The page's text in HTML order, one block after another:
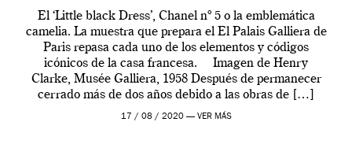
El ‘Little black Dress’, Chanel nº 5 o la emblemática
camelia. La muestra que prepara el El Palais Galliera de
Paris repasa cada uno de los elementos y códigos
icónicos de la casa francesa. Imagen de Henry
Clarke, Musée Galliera, 1958 Después de permanecer
cerrado más de dos años debido a las obras de […]
17 / 08 / 2020 — VER MÁS